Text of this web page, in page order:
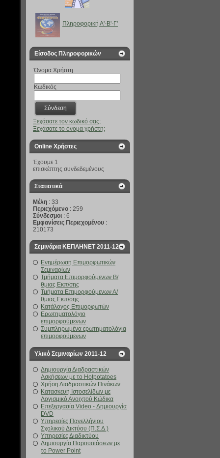
Πληροφορική Α'-B'-Γ'
Είσοδος Πληροφορικών
Όνομα Χρήστη
Κωδικός
Ξεχάσατε τον κωδικό σας;
Ξεχάσατε το όνομα χρήστη;
Online Χρήστες
Έχουμε 1
επισκέπτης συνδεδεμένους
Στατιστικά
Μέλη : 33
Περιεχόμενο : 259
Σύνδεσμοι : 6
Εμφανίσεις Περιεχομένου :
210173
Σεμινάρια ΚΕΠΛΗΝΕΤ 2011-12
Ενημέρωση Επιμορφωτικών
Σεμιναρίων
Τμήματα Επιμορφούμενων Β/
θμιας Εκπ/σης
Τμήματα Επιμορφούμενων Α/
θμιας Εκπ/σης
Κατάλογος Επιμορφωτών
Ερωτηματολόγιο
επιμορφούμενων
Συμπληρωμένα ερωτηματολόγια
επιμορφούμενων
Υλικό Σεμιναρίων 2011-12
Δημιουργία Διαδραστικών
Ασκήσεων με το Hotpotatoes
Χρήση Διαδραστικών Πινάκων
Κατασκευή Ιστοσελίδων με
Λογισμικό Ανοιχτού Κώδικα
Επεξεργασία Video - Δημιουργία
DVD
Υπηρεσίες Πανελλήνιου
Σχολικού Δικτύου (Π.Σ.Δ.)
Υπηρεσίες Διαδικτύου
Δημιουργία Παρουσιάσεων με
το Power Point